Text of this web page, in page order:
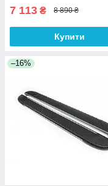
7 113 ₴ 8 890 ₴
Купити
–16%